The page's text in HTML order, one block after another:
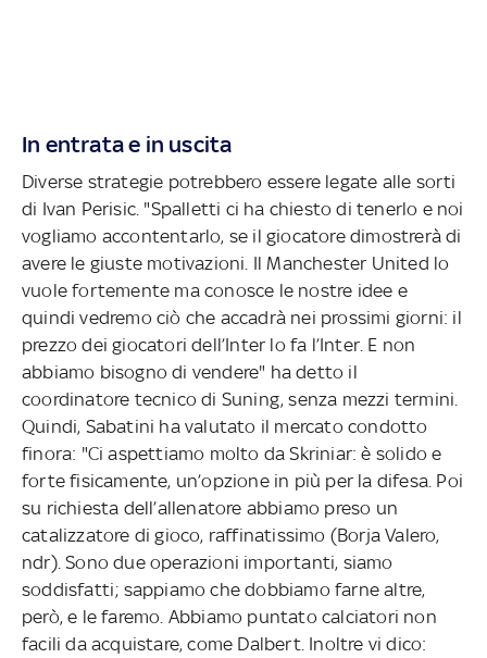
In entrata e in uscita
Diverse strategie potrebbero essere legate alle sorti
di Ivan Perisic. "Spalletti ci ha chiesto di tenerlo e noi
vogliamo accontentarlo, se il giocatore dimostrerà di
avere le giuste motivazioni. Il Manchester United lo
vuole fortemente ma conosce le nostre idee e
quindi vedremo ciò che accadrà nei prossimi giorni: il
prezzo dei giocatori dell’Inter lo fa l’Inter. E non
abbiamo bisogno di vendere" ha detto il
coordinatore tecnico di Suning, senza mezzi termini.
Quindi, Sabatini ha valutato il mercato condotto
finora: "Ci aspettiamo molto da Skriniar: è solido e
forte fisicamente, un’opzione in più per la difesa. Poi
su richiesta dell’allenatore abbiamo preso un
catalizzatore di gioco, raffinatissimo (Borja Valero,
ndr). Sono due operazioni importanti, siamo
soddisfatti; sappiamo che dobbiamo farne altre,
però, e le faremo. Abbiamo puntato calciatori non
facili da acquistare, come Dalbert. Inoltre vi dico: